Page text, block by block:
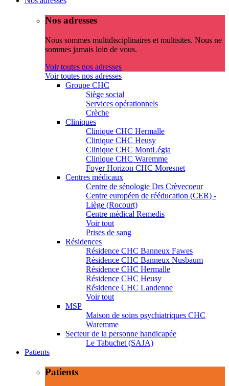
Nos adresses
Nous sommes multidisciplinaires et multisites. Nous ne
sommes jamais loin de vous.
Voir toutes nos adresses
Voir toutes nos adresses
Groupe CHC
Siège social
Services opérationnels
Crèche
Cliniques
Clinique CHC Hermalle
Clinique CHC Heusy
Clinique CHC MontLégia
Clinique CHC Waremme
Foyer Horizon CHC Moresnet
Centres médicaux
Centre de sénologie Drs Crèvecoeur
Centre européen de rééducation (CER) -
Liège (Rocourt)
Centre médical Remedis
Voir tout
Prises de sang
Résidences
Résidence CHC Banneux Fawes
Résidence CHC Banneux Nusbaum
Résidence CHC Hermalle
Résidence CHC Heusy
Résidence CHC Landenne
Voir tout
MSP
Maison de soins psychiatriques CHC
Waremme
Secteur de la personne handicapée
Le Tabuchet (SAJA)
Patients
Patients